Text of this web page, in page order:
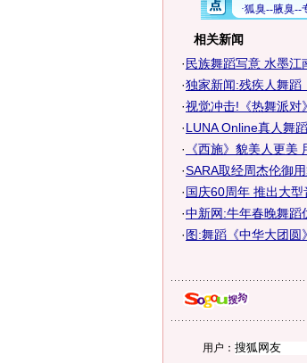
相关新闻
· 民族舞蹈写意 水墨江
·独家新闻:残疾人舞蹈
·视觉冲击!《热舞派对
·LUNA Online真人舞
· 《西施》貌美人更美
·SARA取经周杰伦御
·国庆60周年 推出大型
·中新网:牛年春晚舞蹈
·图:舞蹈《中华大团圆
用户：